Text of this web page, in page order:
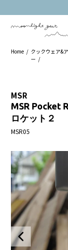
Home
クックウェア&
ー
MSR
MSR Pocket
ロケット２
MSR05